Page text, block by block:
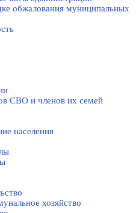
обжалования муниципальных
СВО и членов их семей
населения
хозяйство